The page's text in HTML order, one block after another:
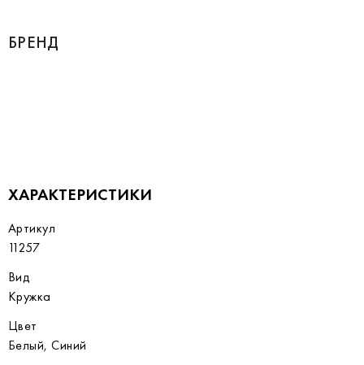
БРЕНД
ХАРАКТЕРИСТИКИ
Артикул
11257
Вид
Кружка
Цвет
Белый, Синий